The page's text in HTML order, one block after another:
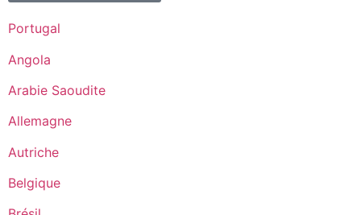
Portugal
Angola
Arabie Saoudite
Allemagne
Autriche
Belgique